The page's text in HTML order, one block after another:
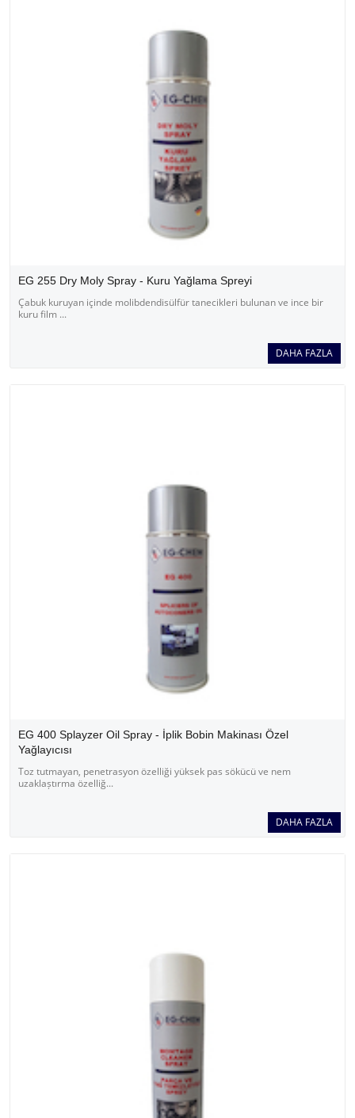
EG 255 Dry Moly Spray - Kuru Yağlama Spreyi
Çabuk kuruyan içinde molibdendisülfür tanecikleri bulunan ve ince bir
kuru film ...
DAHA FAZLA
EG 400 Splayzer Oil Spray - İplik Bobin Makinası Özel
Yağlayıcısı
Toz tutmayan, penetrasyon özelliği yüksek pas sökücü ve nem
uzaklaștırma özelliğ...
DAHA FAZLA